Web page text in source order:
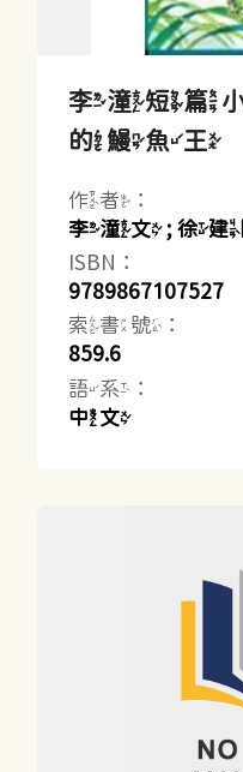
李潼短篇
的鰻魚王
作者：
李潼文 ; 徐
ISBN：
9789867107527
索書號：
859.6
語系：
中文